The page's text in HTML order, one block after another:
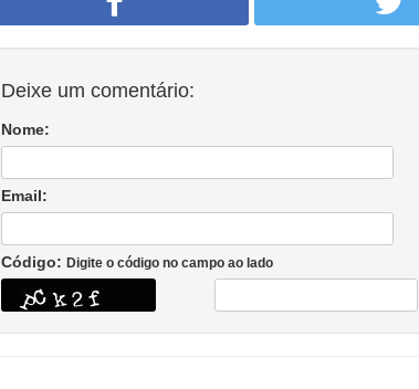
Deixe um comentário:
Nome:
Email:
Código: Digite o código no campo ao lado